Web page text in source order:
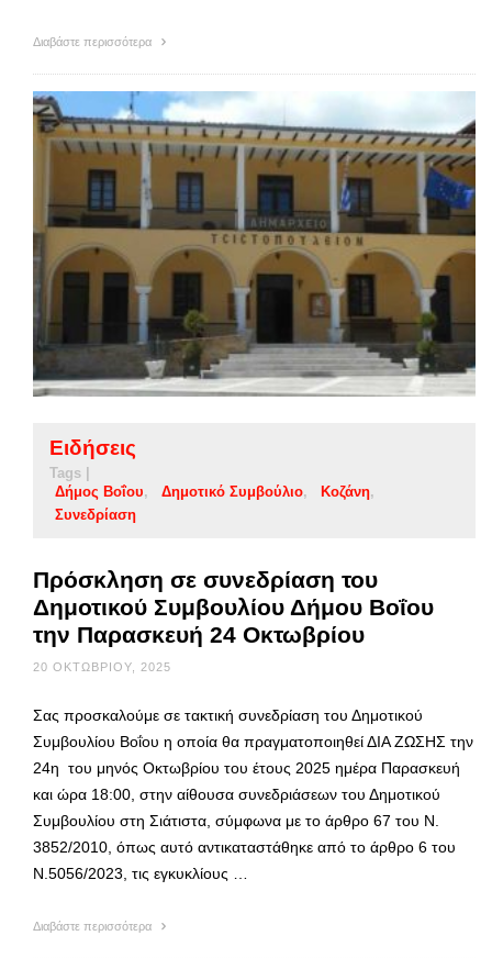
Διαβάστε περισσότερα
Ειδήσεις
Tags |
Δήμος Βοΐου
Δημοτικό Συμβούλιο
Κοζάνη
Συνεδρίαση
Πρόσκληση σε συνεδρίαση του
Δημοτικού Συμβουλίου Δήμου Βοΐου
την Παρασκευή 24 Οκτωβρίου
20 ΟΚΤΩΒΡΊΟΥ, 2025
Σας προσκαλούμε σε τακτική συνεδρίαση του Δημοτικού
Συμβουλίου Βοΐου η οποία θα πραγματοποιηθεί ΔΙΑ ΖΩΣΗΣ την
24η του μηνός Οκτωβρίου του έτους 2025 ημέρα Παρασκευή
και ώρα 18:00, στην αίθουσα συνεδριάσεων του Δημοτικού
Συμβουλίου στη Σιάτιστα, σύμφωνα με το άρθρο 67 του Ν.
3852/2010, όπως αυτό αντικαταστάθηκε από το άρθρο 6 του
Ν.5056/2023, τις εγκυκλίους …
Διαβάστε περισσότερα